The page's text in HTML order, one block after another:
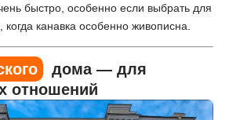
быстро, особенно если выбрать для
когда канавка особенно живописна.
дома — для
отношений